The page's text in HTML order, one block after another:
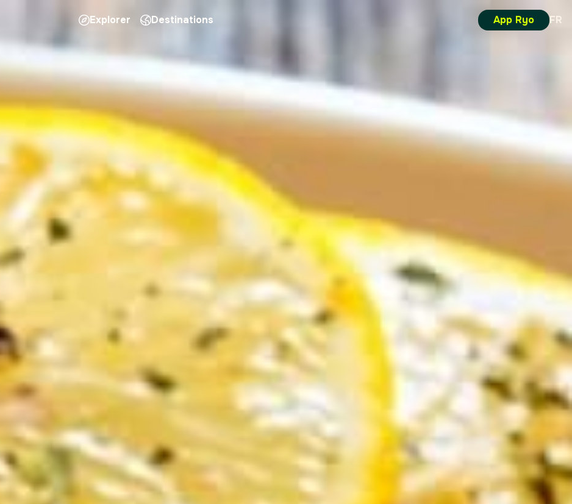
Explorer Destinations App Ryo FR